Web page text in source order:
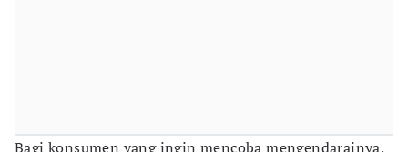
Bagi konsumen yang ingin mencoba mengendarainya,